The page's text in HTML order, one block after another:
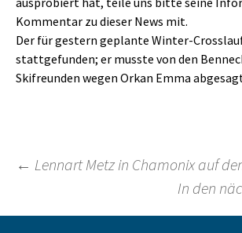
Kommentar zu dieser News mit.
Der für gestern geplante Winter-
stattgefunden; er musste von den
Skifreunden wegen Orkan Emma
← Lennart Metz in Chamonix auf
In den